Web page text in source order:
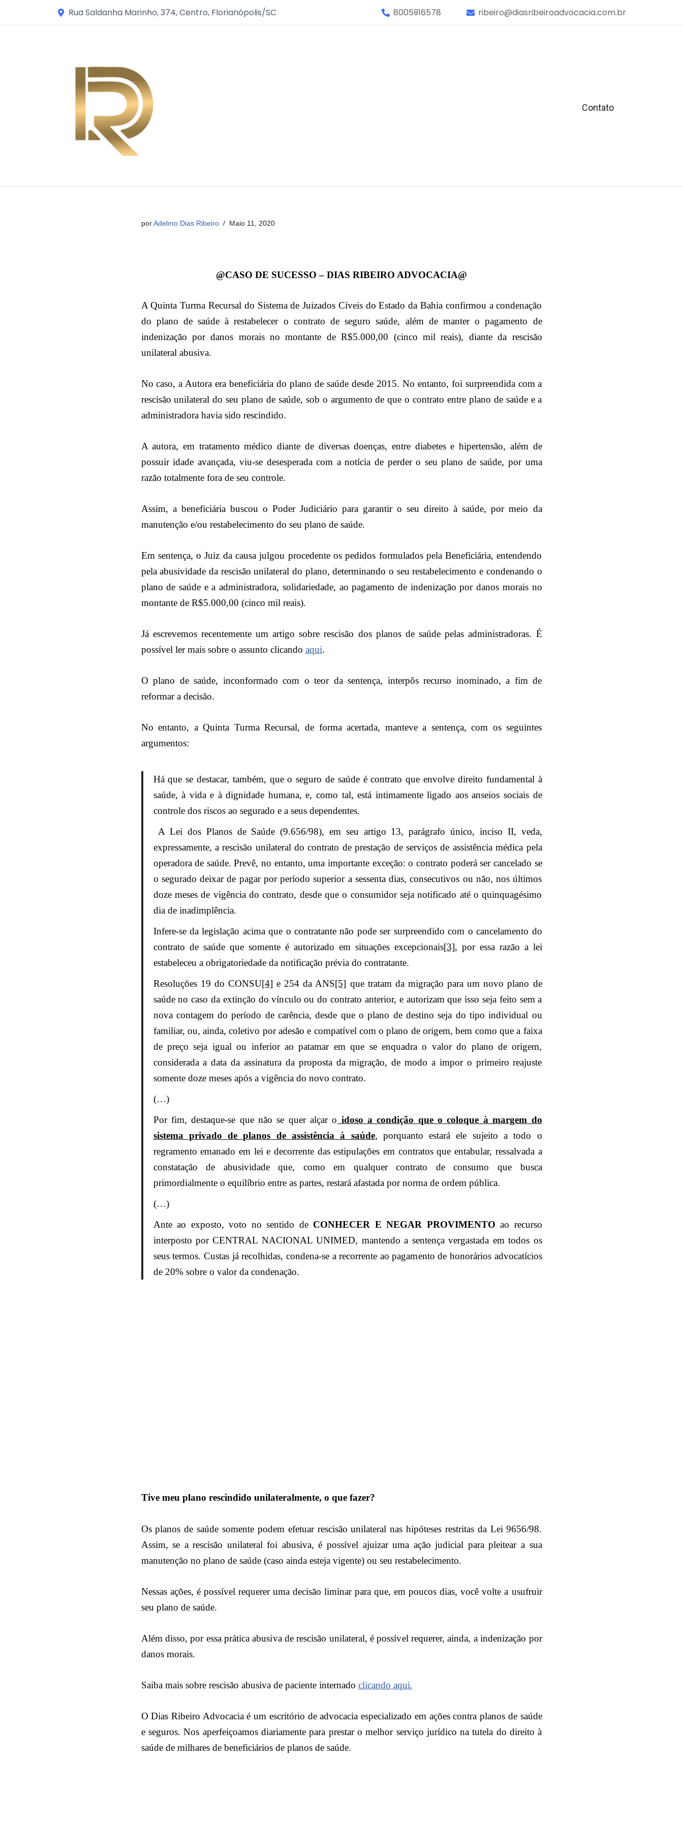
Avançar
Rua Saldanha Marinho, 374, Centro, Florianópolis/SC 8005916578 ribeiro@diasribeiroadvocacia.com.br
Contato
porAdelmo Dias Ribeiro Maio 11, 2020
@CASO DE SUCESSO – DIAS RIBEIRO ADVOCACIA@
A Quinta Turma Recursal do Sistema de Juizados Cíveis do Estado da Bahia confirmou a condenação
do plano de saúde à restabelecer o contrato de seguro saúde, além de manter o pagamento de
indenização por danos morais no montante de R$5.000,00 (cinco mil reais), diante da rescisão
unilateral abusiva.
No caso, a Autora era beneficiária do plano de saúde desde 2015. No entanto, foi surpreendida com a
rescisão unilateral do seu plano de saúde, sob o argumento de que o contrato entre plano de saúde e a
administradora havia sido rescindido.
A autora, em tratamento médico diante de diversas doenças, entre diabetes e hipertensão, além de
possuir idade avançada, viu-se desesperada com a notícia de perder o seu plano de saúde, por uma
razão totalmente fora de seu controle.
Assim, a beneficiária buscou o Poder Judiciário para garantir o seu direito à saúde, por meio da
manutenção e/ou restabelecimento do seu plano de saúde.
Em sentença, o Juiz da causa julgou procedente os pedidos formulados pela Beneficiária, entendendo
pela abusividade da rescisão unilateral do plano, determinando o seu restabelecimento e condenando o
plano de saúde e a administradora, solidariedade, ao pagamento de indenização por danos morais no
montante de R$5.000,00 (cinco mil reais).
Já escrevemos recentemente um artigo sobre rescisão dos planos de saúde pelas administradoras. É
possível ler mais sobre o assunto clicando aqui.
O plano de saúde, inconformado com o teor da sentença, interpôs recurso inominado, a fim de
reformar a decisão.
No entanto, a Quinta Turma Recursal, de forma acertada, manteve a sentença, com os seguintes
argumentos:
Há que se destacar, também, que o seguro de saúde é contrato que envolve direito fundamental à
saúde, à vida e à dignidade humana, e, como tal, está intimamente ligado aos anseios sociais de
controle dos riscos ao segurado e a seus dependentes.
A Lei dos Planos de Saúde (9.656/98), em seu artigo 13, parágrafo único, inciso II, veda,
expressamente, a rescisão unilateral do contrato de prestação de serviços de assistência médica pela
operadora de saúde. Prevê, no entanto, uma importante exceção: o contrato poderá ser cancelado se
o segurado deixar de pagar por período superior a sessenta dias, consecutivos ou não, nos últimos
doze meses de vigência do contrato, desde que o consumidor seja notificado até o quinquagésimo
dia de inadimplência.
Infere-se da legislação acima que o contratante não pode ser surpreendido com o cancelamento do
contrato de saúde que somente é autorizado em situações excepcionais[3], por essa razão a lei
estabeleceu a obrigatoriedade da notificação prévia do contratante.
Resoluções 19 do CONSU[4] e 254 da ANS[5] que tratam da migração para um novo plano de
saúde no caso da extinção do vínculo ou do contrato anterior, e autorizam que isso seja feito sem a
nova contagem do período de carência, desde que o plano de destino seja do tipo individual ou
familiar, ou, ainda, coletivo por adesão e compatível com o plano de origem, bem como que a faixa
de preço seja igual ou inferior ao patamar em que se enquadra o valor do plano de origem,
considerada a data da assinatura da proposta da migração, de modo a impor o primeiro reajuste
somente doze meses após a vigência do novo contrato.
(…)
Por fim, destaque-se que não se quer alçar o idoso a condição que o coloque à margem do
sistema privado de planos de assistência à saúde, porquanto estará ele sujeito a todo o
regramento emanado em lei e decorrente das estipulações em contratos que entabular, ressalvada a
constatação de abusividade que, como em qualquer contrato de consumo que busca
primordialmente o equilíbrio entre as partes, restará afastada por norma de ordem pública.
(…)
Ante ao exposto, voto no sentido de CONHECER E NEGAR PROVIMENTO ao recurso
interposto por CENTRAL NACIONAL UNIMED, mantendo a sentença vergastada em todos os
seus termos. Custas já recolhidas, condena-se a recorrente ao pagamento de honorários advocatícios
de 20% sobre o valor da condenação.
Tive meu plano rescindido unilateralmente, o que fazer?
Os planos de saúde somente podem efetuar rescisão unilateral nas hipóteses restritas da Lei 9656/98.
Assim, se a rescisão unilateral foi abusiva, é possível ajuizar uma ação judicial para pleitear a sua
manutenção no plano de saúde (caso ainda esteja vigente) ou seu restabelecimento.
Nessas ações, é possível requerer uma decisão liminar para que, em poucos dias, você volte a usufruir
seu plano de saúde.
Além disso, por essa prática abusiva de rescisão unilateral, é possível requerer, ainda, a indenização por
danos morais.
Saiba mais sobre rescisão abusiva de paciente internado clicando aqui.
O Dias Ribeiro Advocacia é um escritório de advocacia especializado em ações contra planos de saúde
e seguros. Nos aperfeiçoamos diariamente para prestar o melhor serviço jurídico na tutela do direito à
saúde de milhares de beneficiários de planos de saúde.